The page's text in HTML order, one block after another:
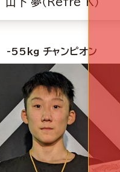
-55kg チャンピオン